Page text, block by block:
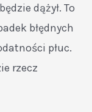
dążył. To
błędnych
płuc.
rzecz